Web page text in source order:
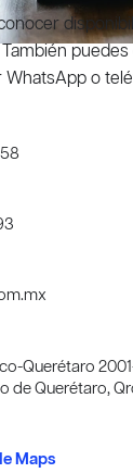
o
Querétaro
de Querétaro,
Maps